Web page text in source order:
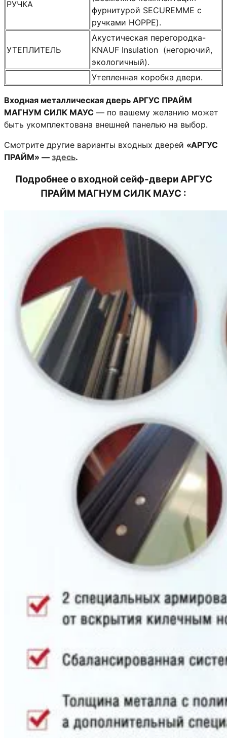
РУЧКА
фурнитурой SECUREMME с
ручками HOPPE).
УТЕПЛИТЕЛЬ
Акустическая перегородка-
KNAUF Insulation (негорючий,
экологичный).
Утепленная коробка двери.
Входная металлическая дверь АРГУС ПРАЙМ
МАГНУМ СИЛК МАУС — по вашему желанию может
быть укомплектована внешней панелью на выбор.
Смотрите другие варианты входных дверей «АРГУС
ПРАЙМ» — здесь.
Подробнее овходной сейф-двери АРГУС
ПРАЙМ МАГНУМ СИЛК МАУС :